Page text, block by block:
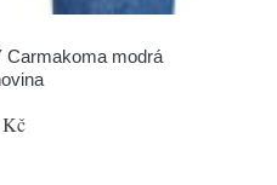
Carmakoma modrá